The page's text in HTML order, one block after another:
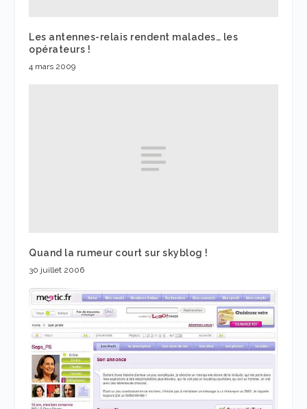
Les antennes-relais rendent malades… les
opérateurs !
4 mars 2009
Quand la rumeur court sur skyblog !
30 juillet 2006